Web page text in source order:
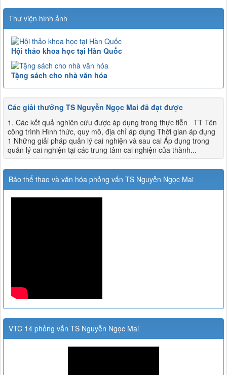
Thư viện hình ảnh
Hội thảo khoa học tại Hàn Quốc
Tặng sách cho nhà văn hóa
Các giải thưởng TS Nguyễn Ngọc Mai đã đạt được
1. Các kết quả nghiên cứu được áp dụng trong thực tiễn TT Tên
công trình Hình thức, quy mô, địa chỉ áp dụng Thời gian áp dụng
1 Những giải pháp quản lý cai nghiện và sau cai Áp dụng trong
quản lý cai nghiện tại các trung tâm cai nghiện của thành...
Báo thể thao và văn hóa phỏng vấn TS Nguyễn Ngọc Mai
VTC 14 phỏng vấn TS Nguyễn Ngọc Mai